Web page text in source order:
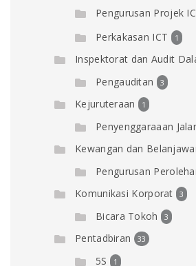
Pengurusan Projek
Perkakasan ICT 1
Inspektorat dan Audit
Pengauditan 3
Kejuruteraan 1
Penyenggaraaan
Kewangan dan
Pengurusan
Komunikasi Korporat 3
Bicara Tokoh 3
Pentadbiran 33
5S 1